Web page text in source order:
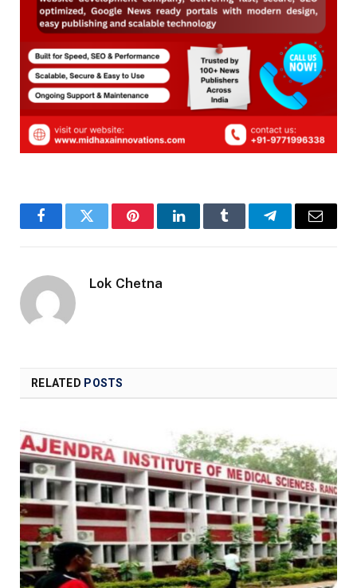
FacebookTwitter PinterestLinkedInTumblr TelegramEmail
Lok Chetna
RELATED POSTS